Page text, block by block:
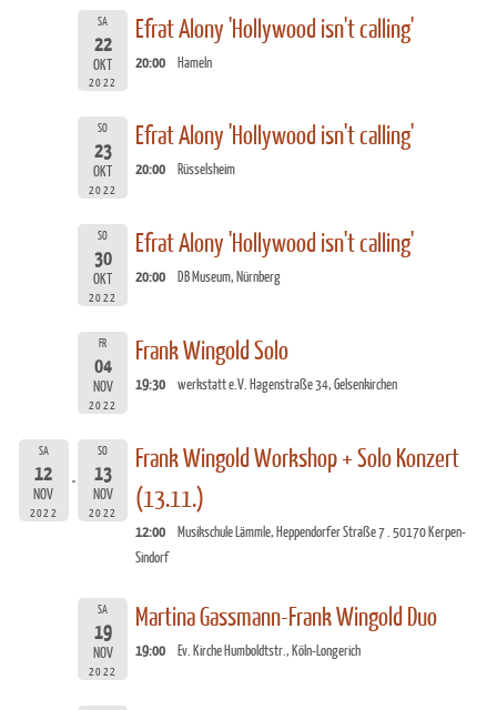
SA
22
OKT
2022
Efrat Alony 'Hollywood isn't calling'
20:00 Hameln
SO
23
OKT
2022
Efrat Alony 'Hollywood isn't calling'
20:00 Rüsselsheim
SO
30
OKT
2022
Efrat Alony 'Hollywood isn't calling'
20:00 DB Museum, Nürnberg
FR
04
NOV
2022
Frank Wingold Solo
19:30 werkstatt e.V. Hagenstraße 34, Gelsenkirchen
SA
12
NOV
2022
SO
13
NOV
2022
Frank Wingold Workshop + Solo Konzert
(13.11.)
12:00
Musikschule Lämmle, Heppendorfer Straße 7 . 50170 Kerpen-
Sindorf
SA
19
NOV
2022
Martina Gassmann-Frank Wingold Duo
19:00 Ev. Kirche Humboldtstr., Köln-Longerich